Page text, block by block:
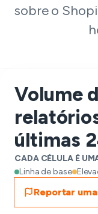
sobre o
Volume
últimas
CADA CÉLULA É
Linha de base
Reportar